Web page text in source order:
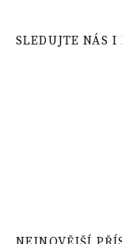
SLEDUJTE NÁS I